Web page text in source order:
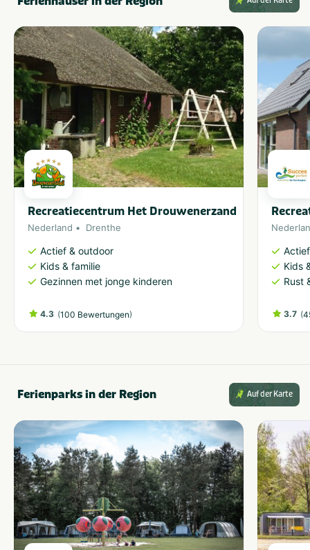
Recreatiecentrum Het Drouwenerzand
Nederland Drenthe
Actief & outdoor
Kids & familie
Gezinnen met jonge kinderen
4.3 (100 Bewertungen)
Kids
Rust
3.7 (
Ferienparks in der Region Auf der Karte